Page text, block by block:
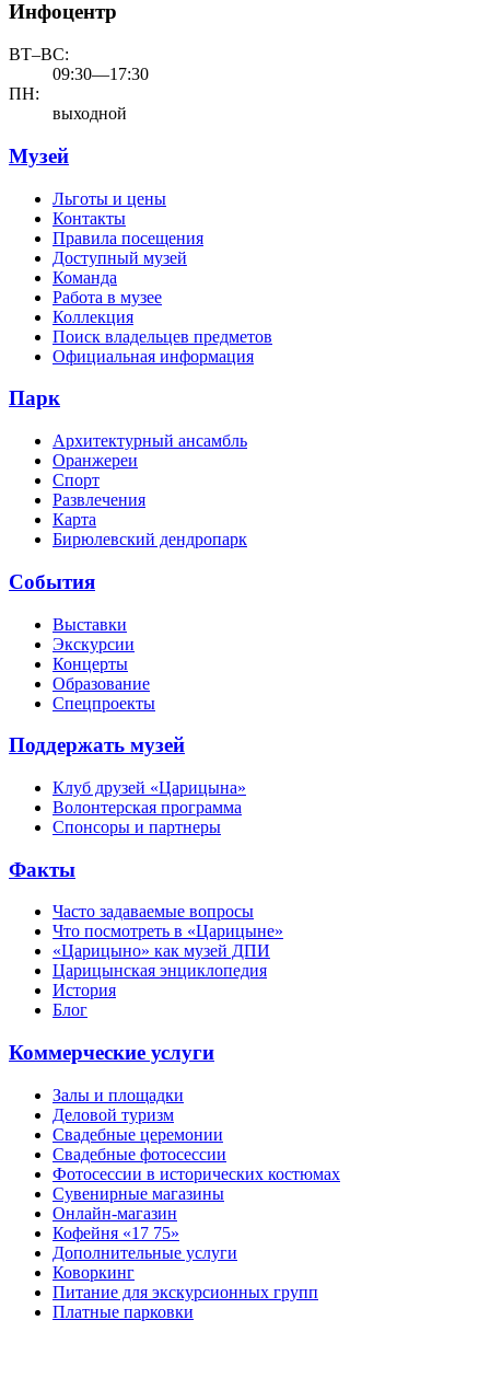
Инфоцентр
ВТ–ВС:
09:30—17:30
ПН:
выходной
Музей
Льготы и цены
Контакты
Правила посещения
Доступный музей
Команда
Работа в музее
Коллекция
Поиск владельцев предметов
Официальная информация
Парк
Архитектурный ансамбль
Оранжереи
Спорт
Развлечения
Карта
Бирюлевский дендропарк
События
Выставки
Экскурсии
Концерты
Образование
Спецпроекты
Поддержать музей
Клуб друзей «Царицына»
Волонтерская программа
Спонсоры и партнеры
Факты
Часто задаваемые вопросы
Что посмотреть в «Царицыне»
«Царицыно» как музей ДПИ
Царицынская энциклопедия
История
Блог
Коммерческие услуги
Залы и площадки
Деловой туризм
Свадебные церемонии
Свадебные фотосессии
Фотосессии в исторических костюмах
Сувенирные магазины
Онлайн-магазин
Кофейня «17 75»
Дополнительные услуги
Коворкинг
Питание для экскурсионных групп
Платные парковки